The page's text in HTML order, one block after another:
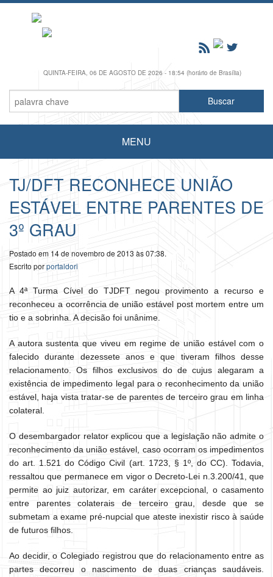
QUINTA-FEIRA, 06 DE AGOSTO DE 2026 - 18:54 (horário de Brasília)
MENU
TJ/DFT RECONHECE UNIÃO
ESTÁVEL ENTRE PARENTES DE
3º GRAU
Postado em 14 de novembro de 2013 às 07:38.
Escrito porportaldori
A 4ª Turma Cível do TJDFT negou provimento a recurso e
reconheceu a ocorrência de união estável post mortem entre um
tio e a sobrinha. A decisão foi unânime.
A autora sustenta que viveu em regime de união estável com o
falecido durante dezessete anos e que tiveram filhos desse
relacionamento. Os filhos exclusivos do de cujus alegaram a
existência de impedimento legal para o reconhecimento da união
estável, haja vista tratar-se de parentes de terceiro grau em linha
colateral.
O desembargador relator explicou que a legislação não admite o
reconhecimento da união estável, caso ocorram os impedimentos
do art. 1.521 do Código Civil (art. 1723, § 1º, do CC). Todavia,
ressaltou que permanece em vigor o Decreto-Lei n.3.200/41, que
permite ao juiz autorizar, em caráter excepcional, o casamento
entre parentes colaterais de terceiro grau, desde que se
submetam a exame pré-nupcial que ateste inexistir risco à saúde
de futuros filhos.
Ao decidir, o Colegiado registrou que do relacionamento entre as
partes decorreu o nascimento de duas crianças saudáveis.